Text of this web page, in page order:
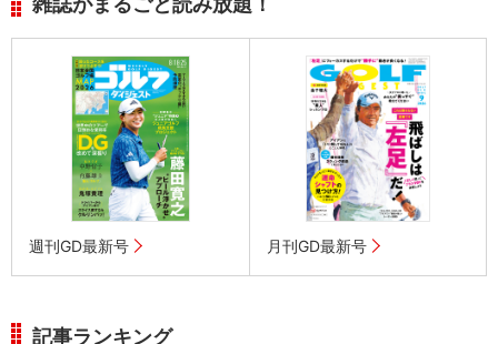
週刊GD最新号 月刊GD最新号
記事ランキング